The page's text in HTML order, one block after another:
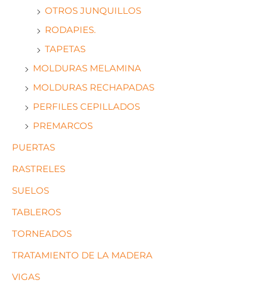
OTROS JUNQUILLOS
RODAPIES.
TAPETAS
MOLDURAS MELAMINA
MOLDURAS RECHAPADAS
PERFILES CEPILLADOS
PREMARCOS
PUERTAS
RASTRELES
SUELOS
TABLEROS
TORNEADOS
TRATAMIENTO DE LA MADERA
VIGAS